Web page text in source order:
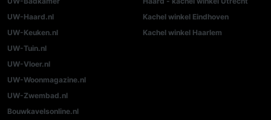
UW-Haard.nl
UW-Keuken.nl
UW-Tuin.nl
UW-Vloer.nl
UW-Woonmagazine.nl
UW-Zwembad.nl
Bouwkavelsonline.nl
Kachel winkel Eindhoven
Kachel winkel Haarlem